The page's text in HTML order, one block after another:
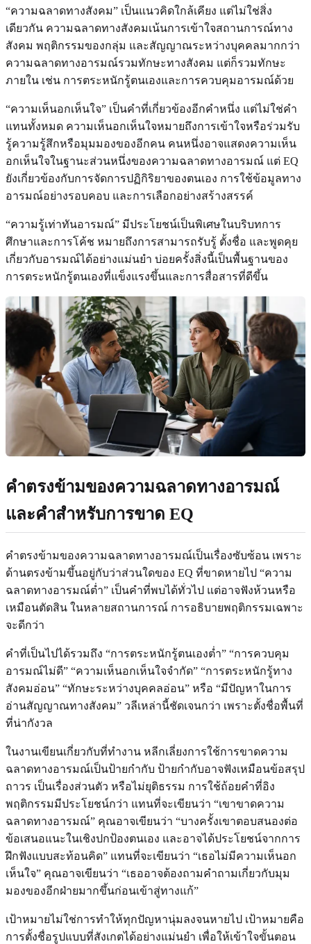
“ความฉลาดทางสังคม” เป็นแนวคิดใกล้เคียง แต่ไม่ใช่สิ่ง
เดียวกัน ความฉลาดทางสังคมเน้นการเข้าใจสถานการณ์ทาง
สังคม พฤติกรรมของกลุ่ม และสัญญาณระหว่างบุคคลมากกว่า
ความฉลาดทางอารมณ์รวมทักษะทางสังคม แต่ก็รวมทักษะ
ภายใน เช่น การตระหนักรู้ตนเองและการควบคุมอารมณ์ด้วย
“ความเห็นอกเห็นใจ” เป็นคำที่เกี่ยวข้องอีกคำหนึ่ง แต่ไม่ใช่คำ
แทนทั้งหมด ความเห็นอกเห็นใจหมายถึงการเข้าใจหรือร่วมรับ
รู้ความรู้สึกหรือมุมมองของอีกคน คนหนึ่งอาจแสดงความเห็น
อกเห็นใจในฐานะส่วนหนึ่งของความฉลาดทางอารมณ์ แต่ EQ
ยังเกี่ยวข้องกับการจัดการปฏิกิริยาของตนเอง การใช้ข้อมูลทาง
อารมณ์อย่างรอบคอบ และการเลือกอย่างสร้างสรรค์
“ความรู้เท่าทันอารมณ์” มีประโยชน์เป็นพิเศษในบริบทการ
ศึกษาและการโค้ช หมายถึงการสามารถรับรู้ ตั้งชื่อ และพูดคุย
เกี่ยวกับอารมณ์ได้อย่างแม่นยำ บ่อยครั้งสิ่งนี้เป็นพื้นฐานของ
การตระหนักรู้ตนเองที่แข็งแรงขึ้นและการสื่อสารที่ดีขึ้น
คำตรงข้ามของความฉลาดทางอารมณ์
และคำสำหรับการขาด EQ
คำตรงข้ามของความฉลาดทางอารมณ์เป็นเรื่องซับซ้อน เพราะ
ด้านตรงข้ามขึ้นอยู่กับว่าส่วนใดของ EQ ที่ขาดหายไป “ความ
ฉลาดทางอารมณ์ต่ำ” เป็นคำที่พบได้ทั่วไป แต่อาจฟังห้วนหรือ
เหมือนตัดสิน ในหลายสถานการณ์ การอธิบายพฤติกรรมเฉพาะ
จะดีกว่า
คำที่เป็นไปได้รวมถึง “การตระหนักรู้ตนเองต่ำ” “การควบคุม
อารมณ์ไม่ดี” “ความเห็นอกเห็นใจจำกัด” “การตระหนักรู้ทาง
สังคมอ่อน” “ทักษะระหว่างบุคคลอ่อน” หรือ “มีปัญหาในการ
อ่านสัญญาณทางสังคม” วลีเหล่านี้ชัดเจนกว่า เพราะตั้งชื่อพื้นที่
ที่น่ากังวล
ในงานเขียนเกี่ยวกับที่ทำงาน หลีกเลี่ยงการใช้การขาดความ
ฉลาดทางอารมณ์เป็นป้ายกำกับ ป้ายกำกับอาจฟังเหมือนข้อสรุป
ถาวร เป็นเรื่องส่วนตัว หรือไม่ยุติธรรม การใช้ถ้อยคำที่อิง
พฤติกรรมมีประโยชน์กว่า แทนที่จะเขียนว่า “เขาขาดความ
ฉลาดทางอารมณ์” คุณอาจเขียนว่า “บางครั้งเขาตอบสนองต่อ
ข้อเสนอแนะในเชิงปกป้องตนเอง และอาจได้ประโยชน์จากการ
ฝึกฟังแบบสะท้อนคิด” แทนที่จะเขียนว่า “เธอไม่มีความเห็นอก
เห็นใจ” คุณอาจเขียนว่า “เธออาจต้องถามคำถามเกี่ยวกับมุม
มองของอีกฝ่ายมากขึ้นก่อนเข้าสู่ทางแก้”
เป้าหมายไม่ใช่การทำให้ทุกปัญหานุ่มลงจนหายไป เป้าหมายคือ
การตั้งชื่อรูปแบบที่สังเกตได้อย่างแม่นยำ เพื่อให้เข้าใจขั้นตอน